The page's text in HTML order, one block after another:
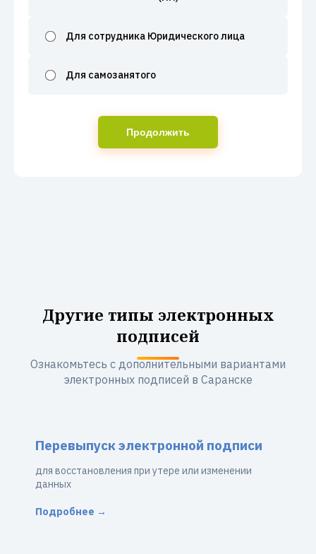
Для сотрудника Юридического лица
Для самозанятого
Продолжить
Другие типы электронных
подписей
Ознакомьтесь с дополнительными вариантами
электронных подписей в Саранске
Перевыпуск электронной подписи
для восстановления при утере или изменении
данных
Подробнее →